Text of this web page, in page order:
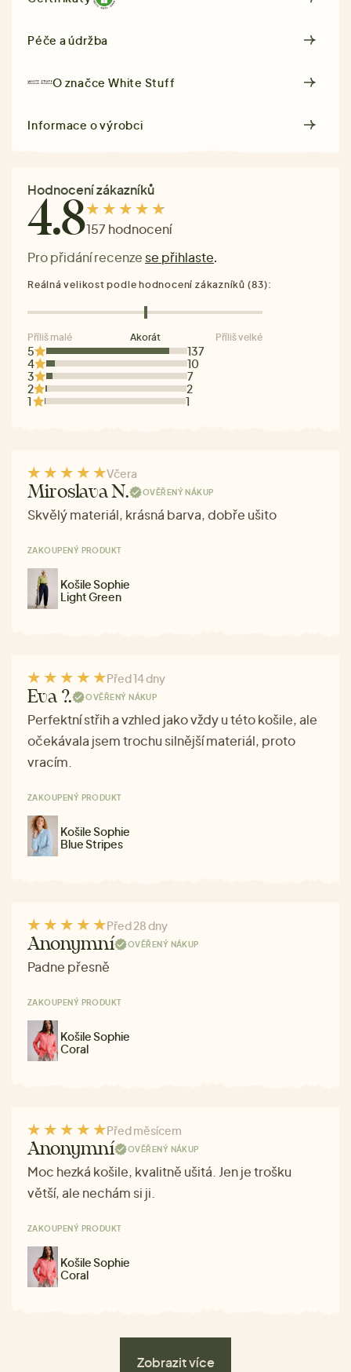
Péče a údržba
O značceWhite Stuff
Informace o výrobci
Hodnocení zákazníků
4.8157 hodnocení
Pro přidání recenze se přihlaste.
5
137
4
10
3
7
2
2
1
1
Reálná velikost podle hodnocení zákazníků (83):
Příliš malé Akorát Příliš velké
Včera
Miroslava N. OVĚŘENÝ NÁKUP
Skvělý materiál, krásná barva, dobře ušito
ZAKOUPENÝ PRODUKT
Košile Sophie
Light Green
Před 14 dny
Eva ?. OVĚŘENÝ NÁKUP
Perfektní střih a vzhled jako vždy u této košile, ale
očekávala jsem trochu silnější materiál, proto
vracím.
ZAKOUPENÝ PRODUKT
Košile Sophie
Blue Stripes
Před 28 dny
Anonymní OVĚŘENÝ NÁKUP
Padne přesně
ZAKOUPENÝ PRODUKT
Košile Sophie
Coral
Před měsícem
Anonymní OVĚŘENÝ NÁKUP
Moc hezká košile, kvalitně ušitá. Jen je trošku
větší, ale nechám si ji.
ZAKOUPENÝ PRODUKT
Košile Sophie
Coral
Zobrazit více